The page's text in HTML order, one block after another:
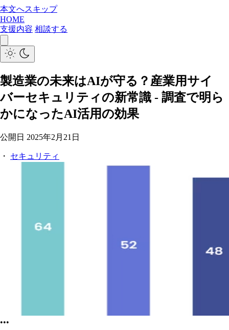
本文へスキップ
HOME
支援内容 相談する
製造業の未来はAIが守る？産業用サイ
バーセキュリティの新常識 - 調査で明ら
かになったAI活用の効果
公開日 2025年2月21日
・ セキュリティ
•••